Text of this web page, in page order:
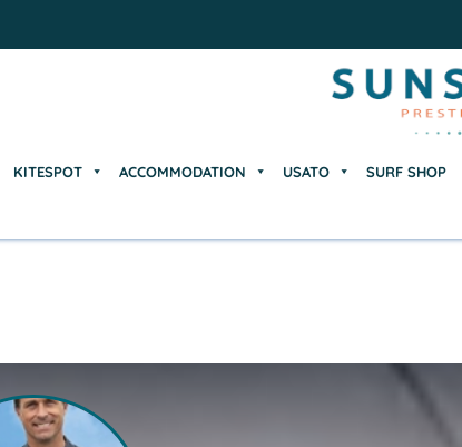
KITESPOT ACCOMMODATION USATO SURF SHOP